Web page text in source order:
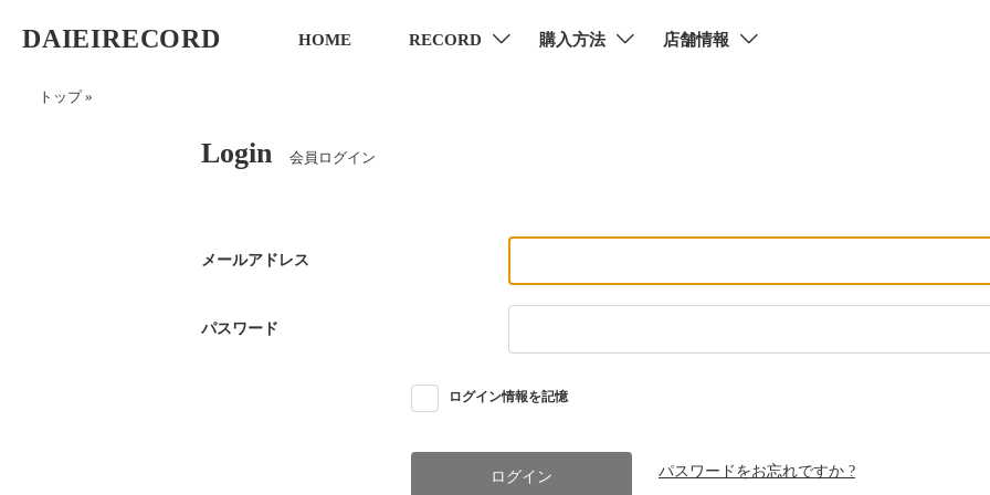
DAIEIRECORD HOME RECORD 購入方法 店舗情報
トップ »
Login 会員ログイン
メールアドレス
パスワード
ログイン情報を記憶
パスワードをお忘れですか ?